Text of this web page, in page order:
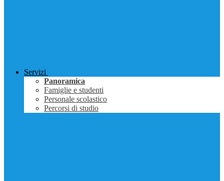
Servizi
Panoramica
Famiglie e studenti
Personale scolastico
Percorsi di studio